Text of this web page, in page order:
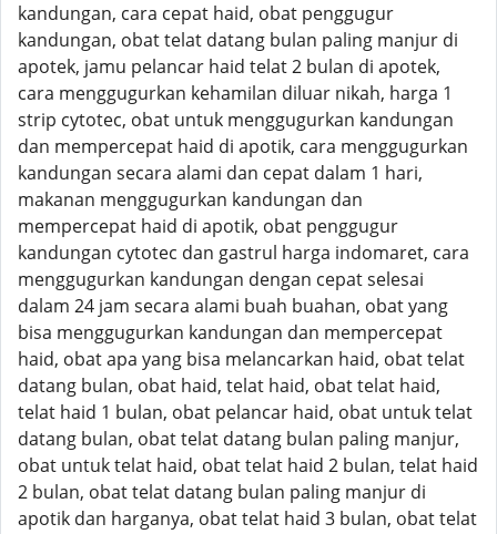
kandungan, cara cepat haid, obat penggugur
kandungan, obat telat datang bulan paling manjur di
apotek, jamu pelancar haid telat 2 bulan di apotek,
cara menggugurkan kehamilan diluar nikah, harga 1
strip cytotec, obat untuk menggugurkan kandungan
dan mempercepat haid di apotik, cara menggugurkan
kandungan secara alami dan cepat dalam 1 hari,
makanan menggugurkan kandungan dan
mempercepat haid di apotik, obat penggugur
kandungan cytotec dan gastrul harga indomaret, cara
menggugurkan kandungan dengan cepat selesai
dalam 24 jam secara alami buah buahan, obat yang
bisa menggugurkan kandungan dan mempercepat
haid, obat apa yang bisa melancarkan haid, obat telat
datang bulan, obat haid, telat haid, obat telat haid,
telat haid 1 bulan, obat pelancar haid, obat untuk telat
datang bulan, obat telat datang bulan paling manjur,
obat untuk telat haid, obat telat haid 2 bulan, telat haid
2 bulan, obat telat datang bulan paling manjur di
apotik dan harganya, obat telat haid 3 bulan, obat telat